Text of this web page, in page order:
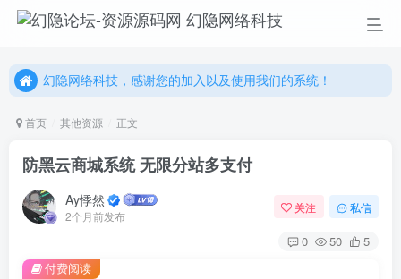
幻隐网络科技，感谢您的加入以及使用我们的系统！
幻隐网络科技，感谢您的加入以及使用我们的系统！
首页 其他资源 正文
防黑云商城系统 无限分站多支付
Ay悸然
2个月前发布
关注 私信
0 50 5
付费阅读